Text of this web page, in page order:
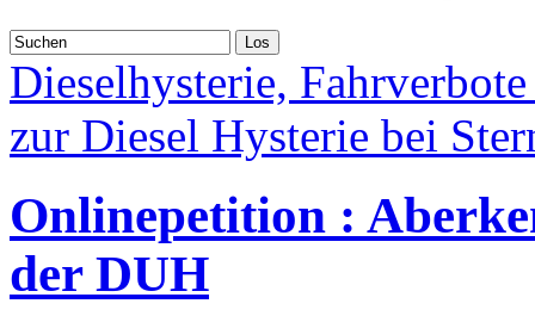
Dieselhysterie,
zur Diesel Hysterie bei
Onlinepetition :
der DUH